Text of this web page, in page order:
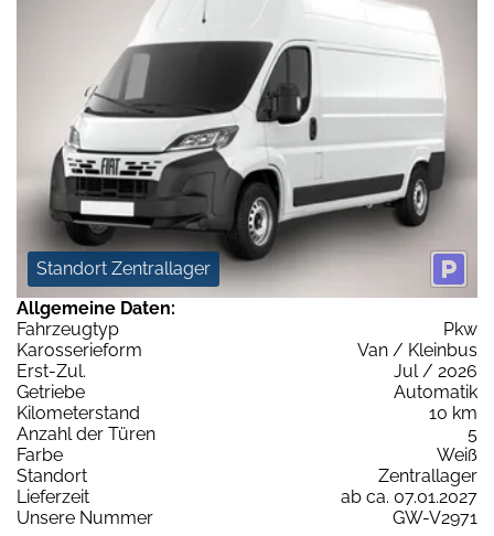
Standort Zentrallager
Allgemeine Daten:
Fahrzeugtyp
Pkw
Karosserieform
Van / Kleinbus
Erst-Zul.
Jul / 2026
Getriebe
Automatik
Kilometerstand
10 km
Anzahl der Türen
5
Farbe
Weiß
Standort
Zentrallager
Lieferzeit
ab ca. 07.01.2027
Unsere Nummer
GW-V2971